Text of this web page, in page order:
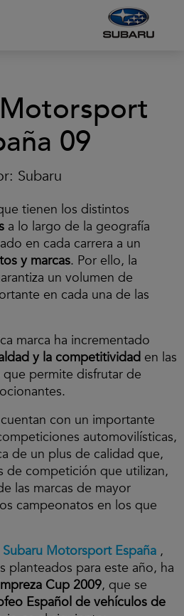
09
Subaru
tienen los distintos
a lo largo de la geografía
en cada carrera a un
y marcas. Por ello, la
un volumen de
en cada una de las
marca ha incrementado
y la competitividad en las
permite disfrutar de
cuentan con un importante
automovilísticas,
de un plus de calidad que,
de competición que utilizan,
las marcas de mayor
campeonatos en los que
Subaru Motorsport España ,
para este año, ha
Cup 2009, que se
Español de vehículos de